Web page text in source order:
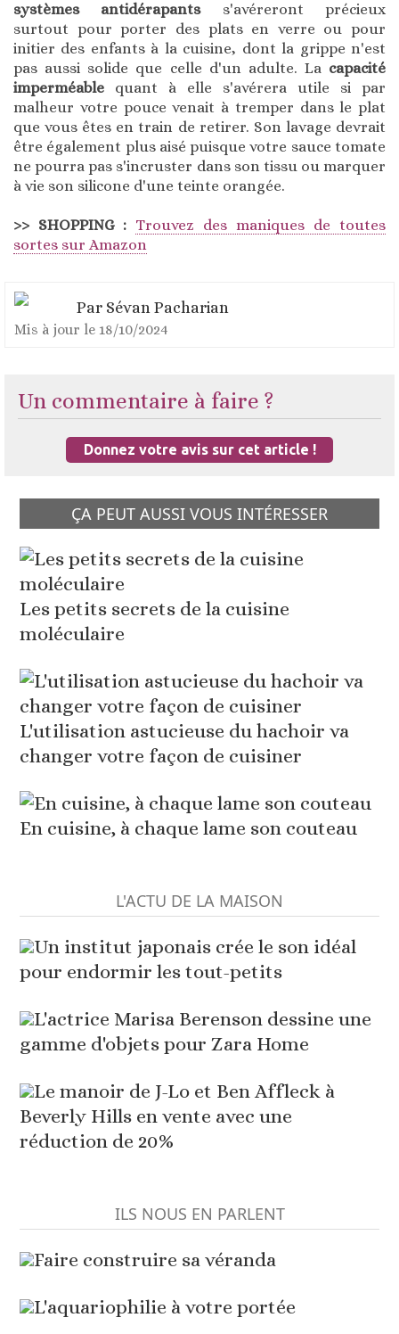
systèmes antidérapantss'avéreront précieux
surtout pour porter des plats en verre ou pour
initier des enfants à la cuisine, dont la grippe n'est
pas aussi solide que celle d'un adulte. La capacité
imperméable quant à elle s'avérera utile si par
malheur votre pouce venait à tremper dans le plat
que vous êtes en train de retirer. Son lavage devrait
être également plus aisé puisque votre sauce tomate
ne pourra pas s'incruster dans son tissu ou marquer
à vie son silicone d'une teinte orangée.
>> SHOPPING : Trouvez des maniques de toutes
sortes sur Amazon
Par Sévan Pacharian
Mis à jour le 18/10/2024
Un commentaire à faire ?
Donnez votre avis sur cet article !
ÇA PEUT AUSSI VOUS INTÉRESSER
Les petits secrets de la cuisine
moléculaire
L'utilisation astucieuse du hachoir va
changer votre façon de cuisiner
En cuisine, à chaque lame son couteau
L'ACTU DE LA MAISON
Un institut japonais crée le son idéal
pour endormir les tout-petits
L'actrice Marisa Berenson dessine une
gamme d'objets pour Zara Home
Le manoir de J-Lo et Ben Affleck à
Beverly Hills en vente avec une
réduction de 20%
ILS NOUS EN PARLENT
Faire construire sa véranda
L'aquariophilie à votre portée